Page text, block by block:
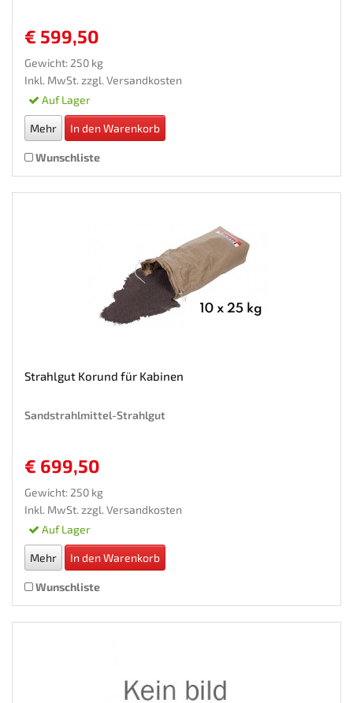
€ 599,50
Gewicht: 250 kg
Inkl. MwSt. zzgl. Versandkosten
Auf Lager
Mehr In den Warenkorb
Wunschliste
Strahlgut Korund für Kabinen
Sandstrahlmittel-Strahlgut
€ 699,50
Gewicht: 250 kg
Inkl. MwSt. zzgl. Versandkosten
Auf Lager
Mehr In den Warenkorb
Wunschliste